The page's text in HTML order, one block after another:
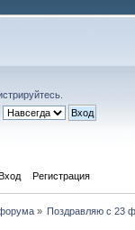
Регистрация
» Поздравляю с 23